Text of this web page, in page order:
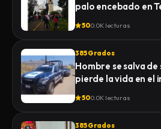
palo encebado en
500.0K lecturas
385 Grados
Hombre se salva
pierde la vida en el
500.0K lecturas
385 Grados